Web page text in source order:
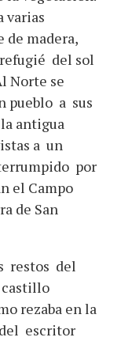
varias
de madera,
del sol
Norte se
pueblo a sus
antigua
a un
por
el Campo
de San
restos del
rezaba en la
escritor